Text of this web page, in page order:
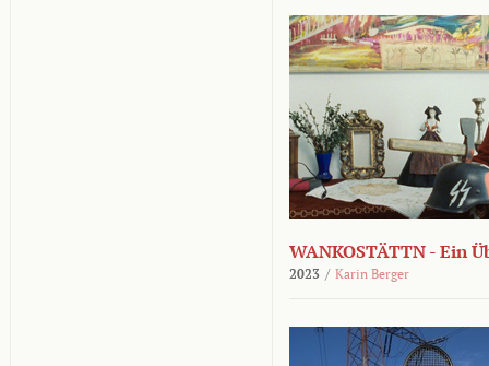
WANKOSTÄTTN - Ein
2023 / Karin Berger